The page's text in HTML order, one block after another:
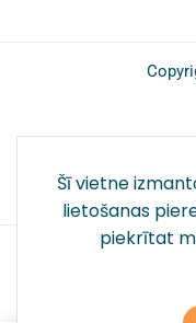
Šī vietne
lietošanas
piekrītat